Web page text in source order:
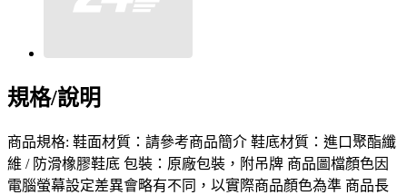
規格/說明
商品規格: 鞋面材質：請參考商品簡介 鞋底材質：進口聚酯纖
維 / 防滑橡膠鞋底 包裝：原廠包裝，附吊牌 商品圖檔顏色因
電腦螢幕設定差異會略有不同，以實際商品顏色為準 商品長